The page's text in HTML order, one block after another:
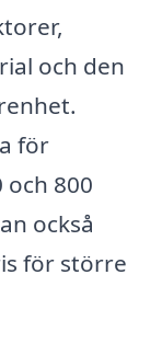
och den
för
800
också
för större